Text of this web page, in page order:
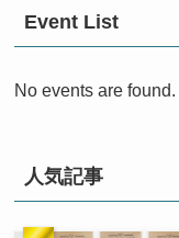
Event List
No events are found.
人気記事